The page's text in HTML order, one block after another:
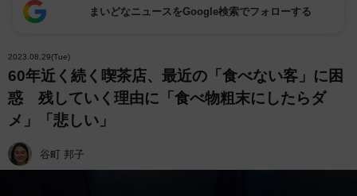
まいどなニュースをGoogle検索でフォローする
2023.08.29(Tue)
60年近く続く喫茶店、最近の「食べない客」に困
惑 残していく理由に「食べ物粗末にしたらダ
メ」「悲しい」
谷町 邦子